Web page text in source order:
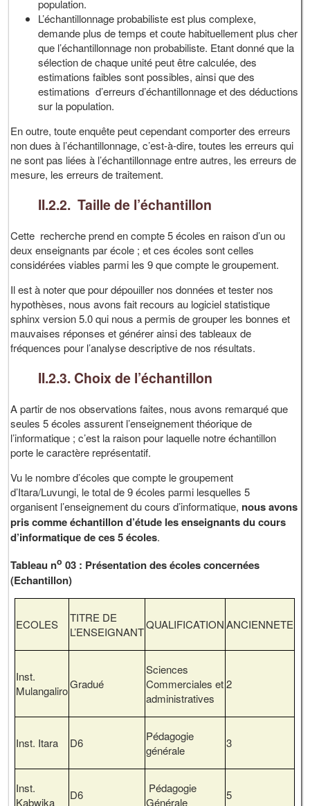
population.
L’échantillonnage probabiliste est plus complexe,
demande plus de temps et coute habituellement plus cher
que l’échantillonnage non probabiliste. Etant donné que la
sélection de chaque unité peut être calculée, des
estimations faibles sont possibles, ainsi que des
estimations d’erreurs d’échantillonnage et des déductions
sur la population.
En outre, toute enquête peut cependant comporter des erreurs
non dues à l’échantillonnage, c’est-à-dire, toutes les erreurs qui
ne sont pas liées à l’échantillonnage entre autres, les erreurs de
mesure, les erreurs de traitement.
II.2.2. Taille de l’échantillon
Cette recherche prend en compte 5 écoles en raison d’un ou
deux enseignants par école ; et ces écoles sont celles
considérées viables parmi les 9 que compte le groupement.
Il est à noter que pour dépouiller nos données et tester nos
hypothèses, nous avons fait recours au logiciel statistique
sphinx version 5.0 qui nous a permis de grouper les bonnes et
mauvaises réponses et générer ainsi des tableaux de
fréquences pour l’analyse descriptive de nos résultats.
II.2.3. Choix de l’échantillon
A partir de nos observations faites, nous avons remarqué que
seules 5 écoles assurent l’enseignement théorique de
l’informatique ; c’est la raison pour laquelle notre échantillon
porte le caractère représentatif.
Vu le nombre d’écoles que compte le groupement
d’Itara/Luvungi, le total de 9 écoles parmi lesquelles 5
organisent l’enseignement du cours d’informatique, nous avons
pris comme échantillon d’étude les enseignants du cours
d’informatique de ces 5 écoles.
Tableau no 03 : Présentation des écoles concernées
(Echantillon)
ECOLES
TITRE DE
L’ENSEIGNANT
QUALIFICATION ANCIENNETE
Inst.
MulangaliroGradué
Sciences
Commerciales et
administratives
2
Inst. Itara D6
Pédagogie
générale
3
Inst.
Kabwika
D6
Pédagogie
Générale
5